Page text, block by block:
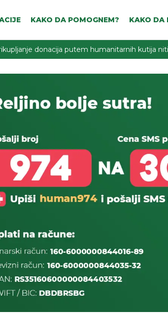
KAKO DA POMOGNEM? KAKO DA
donacija putem humanitarnih kutija